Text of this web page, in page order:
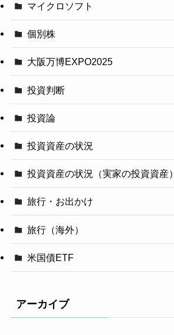
マイクロソフト
個別株
大阪万博EXPO2025
投資判断
投資論
投資資産の状況
投資資産の状況（実家の投資資産）
旅行・お出かけ
旅行（海外）
米国債ETF
アーカイブ